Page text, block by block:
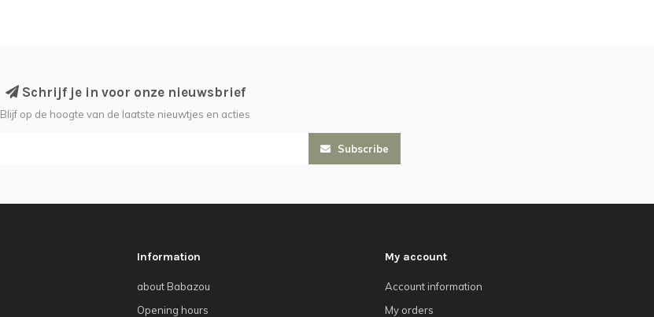
Schrijf je in voor onze nieuwsbrief
Blijf op de hoogte van de laatste nieuwtjes en acties
Subscribe
Information
about Babazou
Opening hours
My account
Account information
My orders